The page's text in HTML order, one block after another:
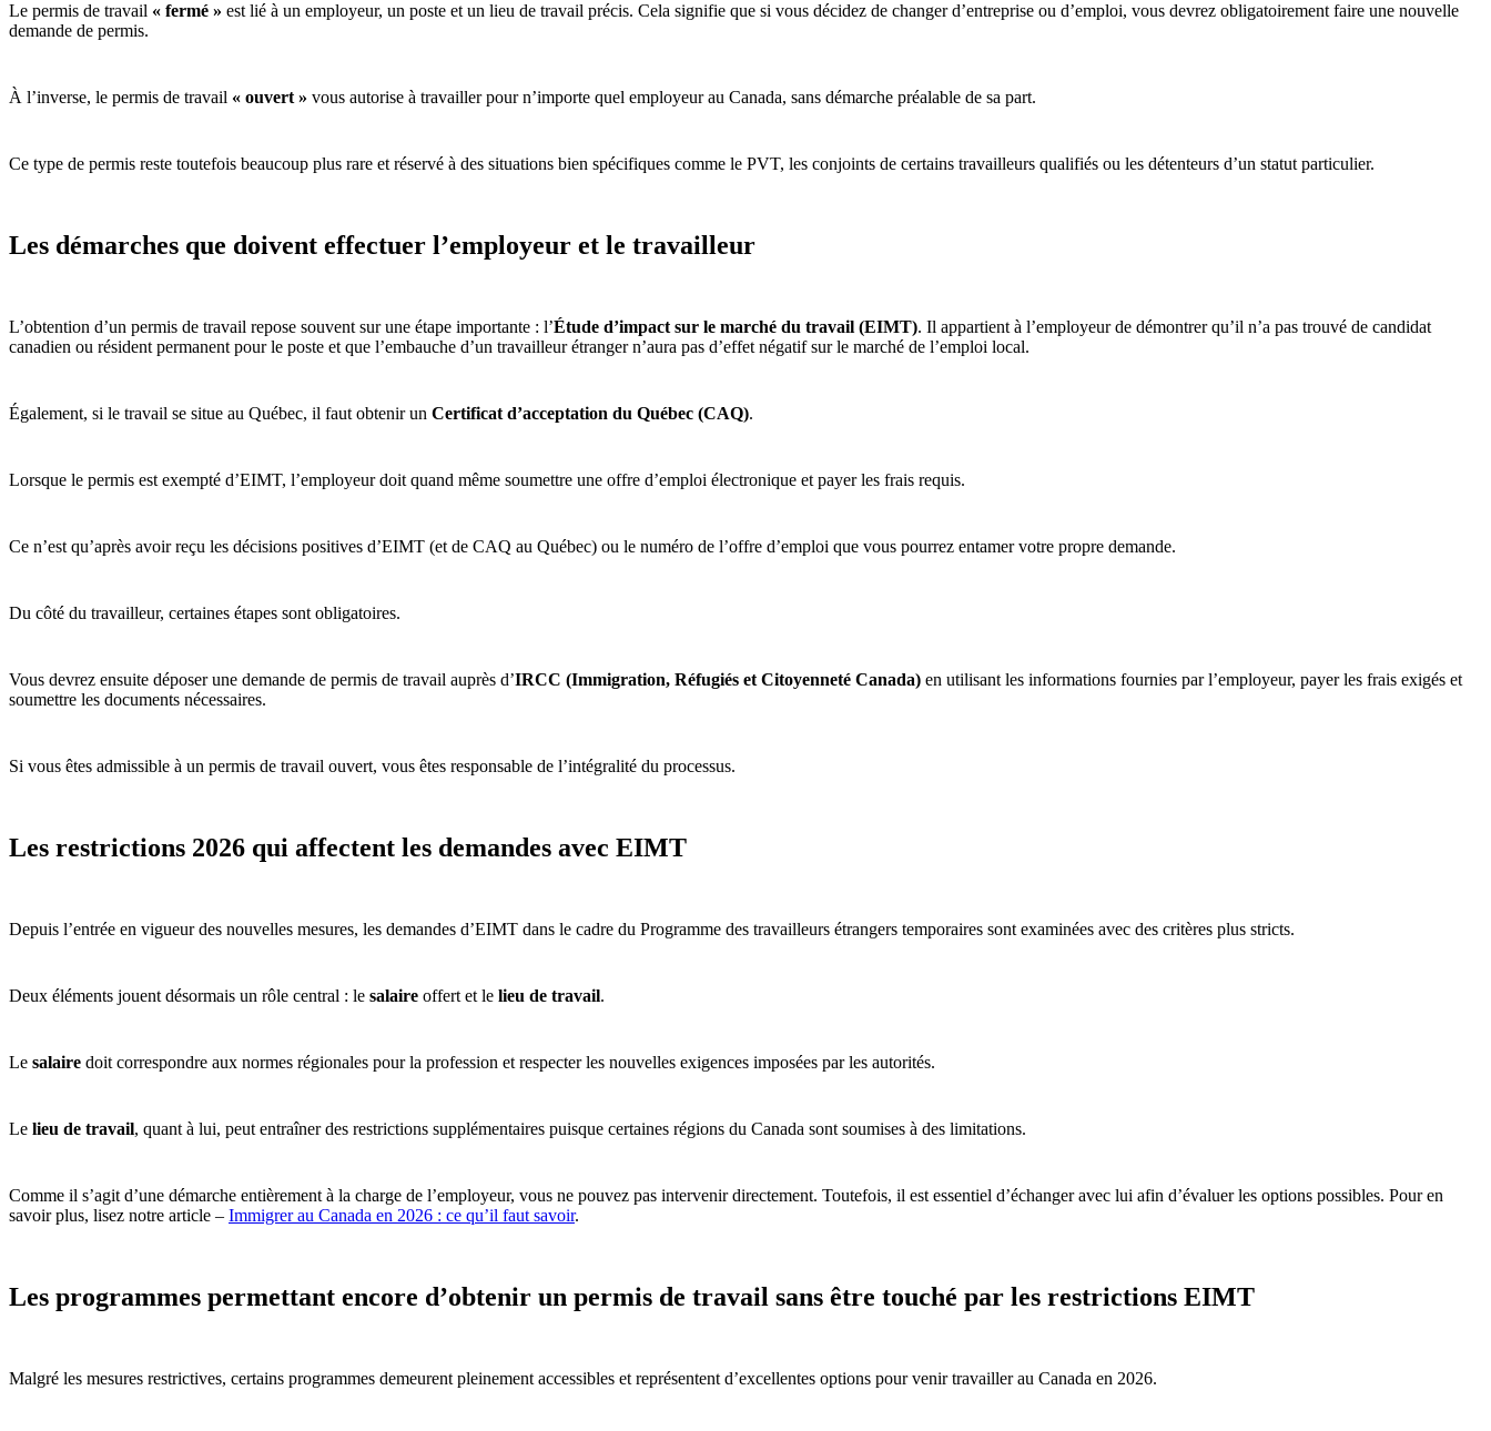
Le permis de travail « fermé » est lié à un employeur, un poste et un lieu de travail précis. Cela signifie que si vous décidez de changer d’entreprise ou d’emploi, vous devrez obligatoirement faire une nouvelle
demande de permis.
À l’inverse, le permis de travail « ouvert » vous autorise à travailler pour n’importe quel employeur au Canada, sans démarche préalable de sa part.
Ce type de permis reste toutefois beaucoup plus rare et réservé à des situations bien spécifiques comme le PVT, les conjoints de certains travailleurs qualifiés ou les détenteurs d’un statut particulier.
Les démarches que doivent effectuer l’employeur et le travailleur
L’obtention d’un permis de travail repose souvent sur une étape importante : l’Étude d’impact sur le marché du travail (EIMT). Il appartient à l’employeur de démontrer qu’il n’a pas trouvé de candidat
canadien ou résident permanent pour le poste et que l’embauche d’un travailleur étranger n’aura pas d’effet négatif sur le marché de l’emploi local.
Également, si le travail se situe au Québec, il faut obtenir un Certificat d’acceptation du Québec (CAQ).
Lorsque le permis est exempté d’EIMT, l’employeur doit quand même soumettre une offre d’emploi électronique et payer les frais requis.
Ce n’est qu’après avoir reçu les décisions positives d’EIMT (et de CAQ au Québec) ou le numéro de l’offre d’emploi que vous pourrez entamer votre propre demande.
Du côté du travailleur, certaines étapes sont obligatoires.
Vous devrez ensuite déposer une demande de permis de travail auprès d’IRCC (Immigration, Réfugiés et Citoyenneté Canada) en utilisant les informations fournies par l’employeur, payer les frais exigés et
soumettre les documents nécessaires.
Si vous êtes admissible à un permis de travail ouvert, vous êtes responsable de l’intégralité du processus.
Les restrictions 2026 qui affectent les demandes avec EIMT
Depuis l’entrée en vigueur des nouvelles mesures, les demandes d’EIMT dans le cadre du Programme des travailleurs étrangers temporaires sont examinées avec des critères plus stricts.
Deux éléments jouent désormais un rôle central : le salaire offert et le lieu de travail.
Le salaire doit correspondre aux normes régionales pour la profession et respecter les nouvelles exigences imposées par les autorités.
Le lieu de travail, quant à lui, peut entraîner des restrictions supplémentaires puisque certaines régions du Canada sont soumises à des limitations.
Comme il s’agit d’une démarche entièrement à la charge de l’employeur, vous ne pouvez pas intervenir directement. Toutefois, il est essentiel d’échanger avec lui afin d’évaluer les options possibles. Pour en
savoir plus, lisez notre article – Immigrer au Canada en 2026 : ce qu’il faut savoir.
Les programmes permettant encore d’obtenir un permis de travail sans être touché par les restrictions EIMT
Malgré les mesures restrictives, certains programmes demeurent pleinement accessibles et représentent d’excellentes options pour venir travailler au Canada en 2026.